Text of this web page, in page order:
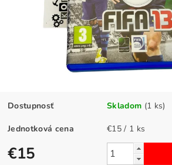
Dostupnosť Skladom (1 ks)
Jednotková cena €15 / 1 ks
€15